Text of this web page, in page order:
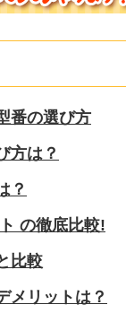
番の選び方
方は？
？
の徹底比較!
比較
メリットは？